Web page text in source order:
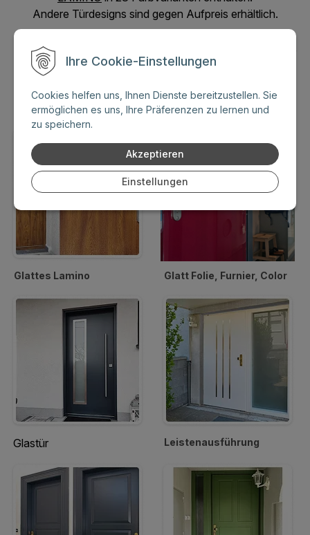
Ihre Cookie-Einstellungen
Cookies helfen uns, Ihnen Dienste bereitzustellen. Sie
ermöglichen es uns, Ihre Präferenzen zu lernen und
zu speichern.
Akzeptieren
Einstellungen
Andere Türdesigns sind gegen Aufpreis erhältlich.
Schreiben Sie uns an
erstellen Ihnen ein maßgeschneidertes Angebot, oder
Glattes Lamino Glatt Folie, Furnier, Color
Glastür Leistenausführung